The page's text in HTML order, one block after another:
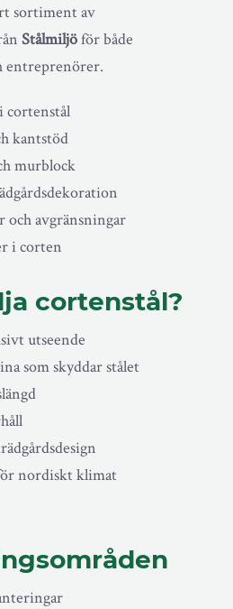
sortiment av
Stålmiljöför både
entreprenörer.
cortenstål
kantstöd
murblock
och avgränsningar
i corten
cortenstål?
utseende
som skyddar stålet
nordiskt klimat